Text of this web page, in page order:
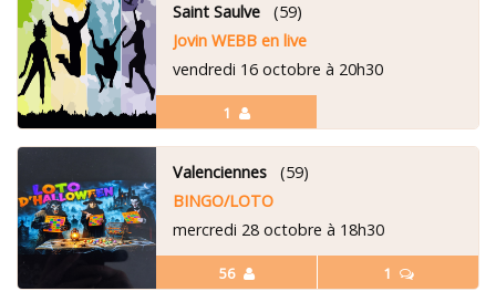
1
Saint Saulve(59)
Jovin WEBB en live
vendredi 16 octobre à 20h30
56 1
Valenciennes(59)
BINGO/LOTO
mercredi 28 octobre à 18h30